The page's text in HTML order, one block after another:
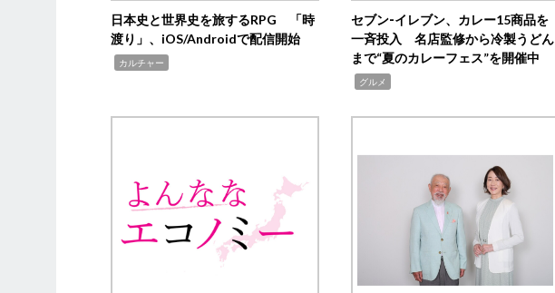
日本史と世界史を旅するRPG 「時
渡り」、iOS/Androidで配信開始
カルチャー
セブン‐イレブン、カレー15商品を
一斉投入 名店監修から冷製うどん
まで“夏のカレーフェス”を開催中
グルメ